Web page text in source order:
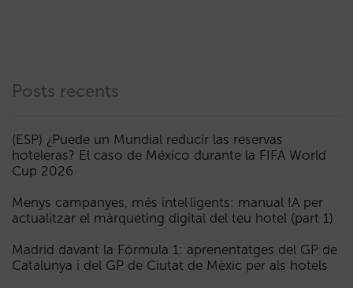
Posts recents
(ESP) ¿Puede un Mundial reducir las reservas
hoteleras? El caso de México durante la FIFA World
Cup 2026
Menys campanyes, més intel·ligents: manual IA per
actualitzar el màrqueting digital del teu hotel (part 1)
Madrid davant la Fórmula 1: aprenentatges del GP de
Catalunya i del GP de Ciutat de Mèxic per als hotels